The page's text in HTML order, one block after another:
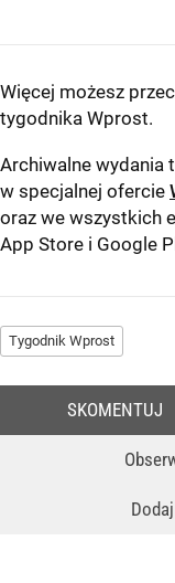
Więcej możesz
tygodnika Wprost.
Archiwalne wydania
w specjalnej ofercie
oraz we wszystkich
App Store i Google
Tygodnik Wprost
SKOMENTUJ